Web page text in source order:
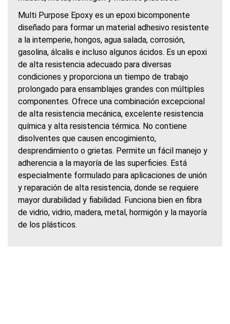
Multi Purpose Epoxy es un epoxi bicomponente
diseñado para formar un material adhesivo resistente
a la intemperie, hongos, agua salada, corrosión,
gasolina, álcalis e incluso algunos ácidos. Es un epoxi
de alta resistencia adecuado para diversas
condiciones y proporciona un tiempo de trabajo
prolongado para ensamblajes grandes con múltiples
componentes. Ofrece una combinación excepcional
de alta resistencia mecánica, excelente resistencia
química y alta resistencia térmica. No contiene
disolventes que causen encogimiento,
desprendimiento o grietas. Permite un fácil manejo y
adherencia a la mayoría de las superficies. Está
especialmente formulado para aplicaciones de unión
y reparación de alta resistencia, donde se requiere
mayor durabilidad y fiabilidad. Funciona bien en fibra
de vidrio, vidrio, madera, metal, hormigón y la mayoría
de los plásticos.